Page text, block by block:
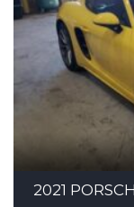
2021